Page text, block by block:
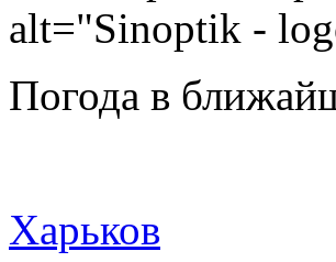
alt="Sinoptik -
Погода в
Харьков